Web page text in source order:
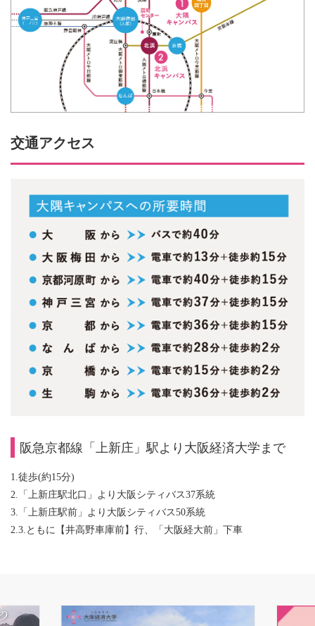
交通アクセス
阪急京都線「上新庄」駅より大阪経済大学まで
1.徒歩(約15分)
2.「上新庄駅北口」より大阪シティバス37系統
3.「上新庄駅前」より大阪シティバス50系統
2.3.ともに【井高野車庫前】行、「大阪経大前」下車